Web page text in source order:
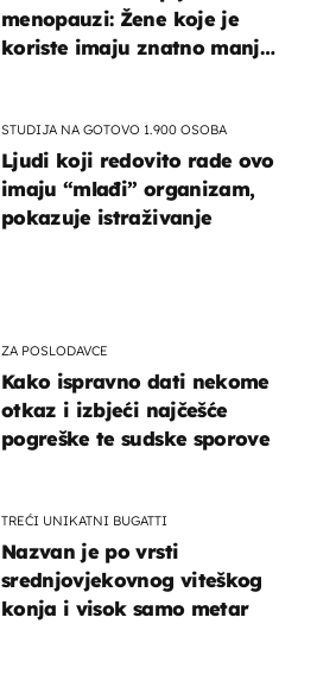
menopauzi: Žene koje je
koriste imaju znatno manji
STUDIJA NA GOTOVO 1.900 OSOBA
Ljudi koji redovito rade ovo
imaju “mlađi” organizam,
pokazuje istraživanje
ZA POSLODAVCE
Kako ispravno dati nekome
otkaz i izbjeći najčešće
pogreške te sudske sporove
TREĆI UNIKATNI BUGATTI
Nazvan je po vrsti
srednjovjekovnog viteškog
konja i visok samo metar